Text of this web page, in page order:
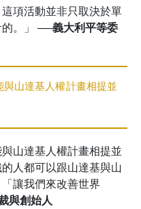
項活動並非只取決於單
。」 ──義大利平等委
山達基人權計畫相提並
山達基人權計畫相提並
人都可以跟山達基與山
讓我們來改善世界
與創始人